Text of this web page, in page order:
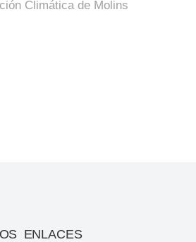
Climática de Molins
ENLACES